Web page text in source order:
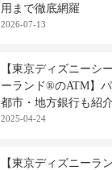
用まで徹底網羅
2026-07-13
【東京ディズニーシ
ーランド®のATM】パ
都市・地方銀行も紹介
2025-04-24
【東京ディズニーラ